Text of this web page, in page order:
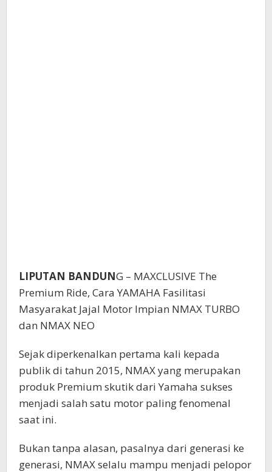
LIPUTAN BANDUNG – MAXCLUSIVE The
Premium Ride, Cara YAMAHA Fasilitasi
Masyarakat Jajal Motor Impian NMAX TURBO
dan NMAX NEO
Sejak diperkenalkan pertama kali kepada
publik di tahun 2015, NMAX yang merupakan
produk Premium skutik dari Yamaha sukses
menjadi salah satu motor paling fenomenal
saat ini.
Bukan tanpa alasan, pasalnya dari generasi ke
generasi, NMAX selalu mampu menjadi pelopor